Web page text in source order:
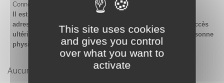
This site uses cookies
and gives you control
over what you want to
activate
Connect.
Il est conseillé lors de la création du compte de saisir une
adresse email générique de l'organisme afin de garantir l'accès
ultérieur au compte même en cas de changement de la personne
physique gestionnaire.
Aucune démarche pour le moment